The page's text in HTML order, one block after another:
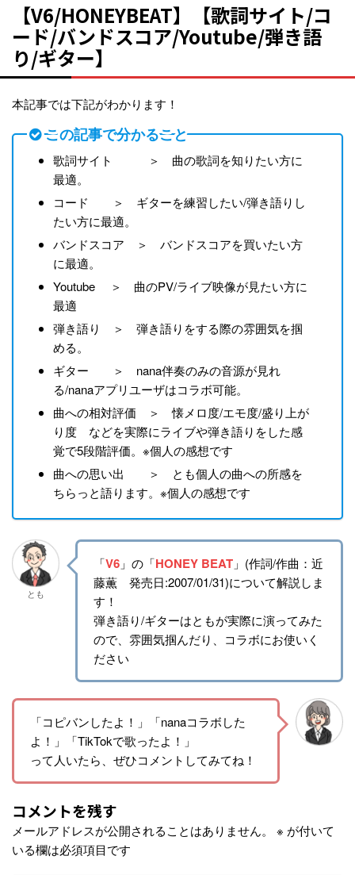
【V6/HONEYBEAT】【歌詞サイト/コ
ード/バンドスコア/Youtube/弾き語
り/ギター】
本記事では下記がわかります！
この記事で分かること
歌詞サイト ＞ 曲の歌詞を知りたい方に
最適。
コード ＞ ギターを練習したい/弾き語りし
たい方に最適。
バンドスコア ＞ バンドスコアを買いたい方
に最適。
Youtube ＞ 曲のPV/ライブ映像が見たい方に
最適
弾き語り ＞ 弾き語りをする際の雰囲気を掴
める。
ギター ＞ nana伴奏のみの音源が見れ
る/nanaアプリユーザはコラボ可能。
曲への相対評価 ＞ 懐メロ度/エモ度/盛り上が
り度 などを実際にライブや弾き語りをした感
覚で5段階評価。※個人の感想です
曲への思い出 ＞ とも個人の曲への所感を
ちらっと語ります。※個人の感想です
とも
「V6 」の「HONEY BEAT 」(作詞/作曲：近
藤薫 発売日:2007/01/31)について解説しま
す！
弾き語り/ギターはともが実際に演ってみた
ので、雰囲気掴んだり、コラボにお使いく
ださい
「コピバンしたよ！」「nanaコラボした
よ！」「TikTokで歌ったよ！」
って人いたら、ぜひコメントしてみてね！
コメントを残す
メールアドレスが公開されることはありません。 ※ が付いて
いる欄は必須項目です